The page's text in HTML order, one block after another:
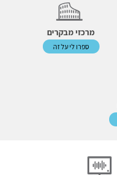
מרכזי מבקרים
ספרו לי על זה